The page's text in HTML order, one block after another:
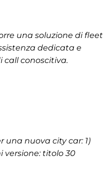
una soluzione di fleet
dedicata e
conoscitiva.
una nuova city car: 1)
versione: titolo 30